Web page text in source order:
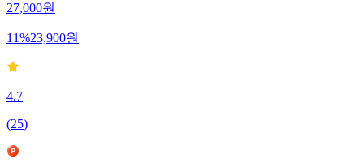
27,000원
11%23,900원
4.7
(25)